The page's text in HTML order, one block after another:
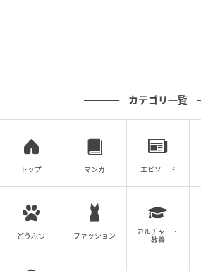
カテゴリ一覧
トップ マンガ エピソード
どうぶつ ファッション
カルチャー・
教養